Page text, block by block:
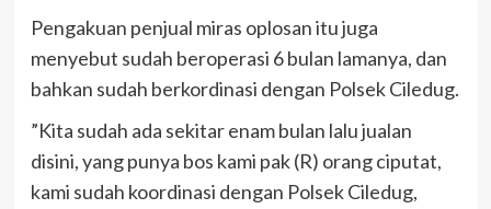
Pengakuan penjual miras oplosan itu juga
menyebut sudah beroperasi 6 bulan lamanya, dan
bahkan sudah berkordinasi dengan Polsek Ciledug.
”Kita sudah ada sekitar enam bulan lalu jualan
disini, yang punya bos kami pak (R) orang ciputat,
kami sudah koordinasi dengan Polsek Ciledug,